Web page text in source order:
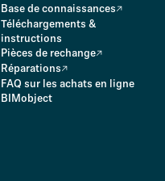
Base de connaissances
Téléchargements &
instructions
Pièces de rechange
Réparations
FAQ sur les achats en ligne
BIMobject